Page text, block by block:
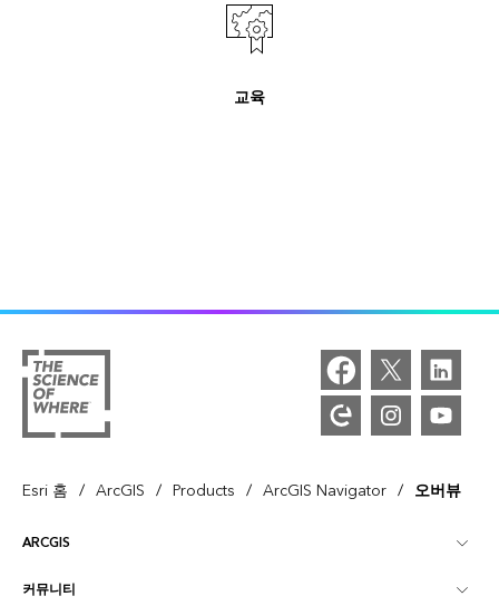
교육
Esri 홈 / ArcGIS / Products / ArcGIS Navigator / 오버뷰
ARCGIS
ArcGIS Overview
커뮤니티